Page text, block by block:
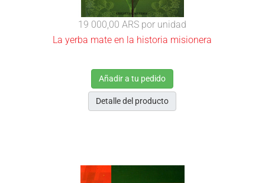
19 000,00 ARS por unidad
La yerba mate en la historia misionera
Añadir a tu pedido
Detalle del producto